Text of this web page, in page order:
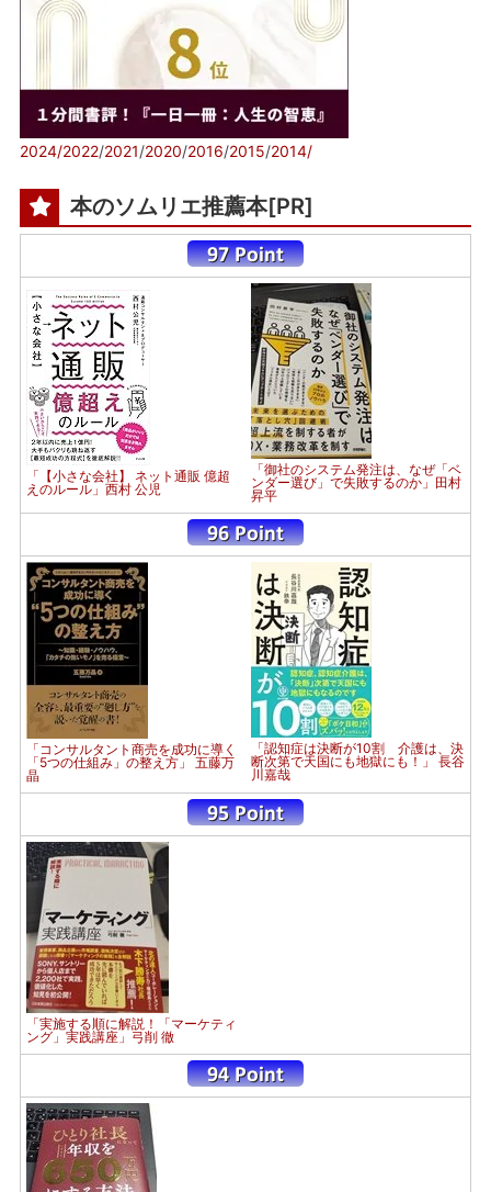
2024/2022/2021/2020/2016/2015/2014/
本のソムリエ推薦本[PR]
「【小さな会社】 ネット通販 億超
えのルール」西村 公児
「御社のシステム発注は、なぜ「ベ
ンダー選び」で失敗するのか」田村
昇平
「コンサルタント商売を成功に導く
「5つの仕組み」の整え方」 五藤万
晶
「認知症は決断が10割 介護は、決
断次第で天国にも地獄にも！」 長谷
川嘉哉
「実施する順に解説！「マーケティ
ング」実践講座」弓削 徹